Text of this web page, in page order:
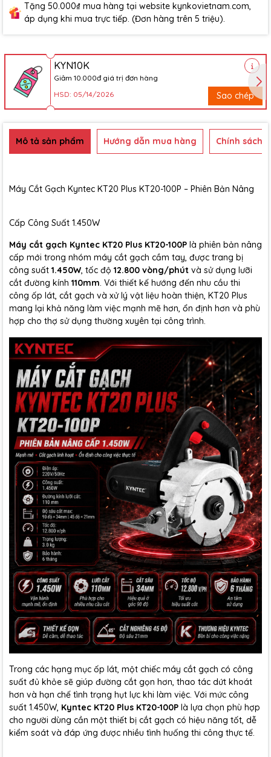
Tặng 50.000₫ mua hàng tại website kynkovietnam.com,
áp dụng khi mua trực tiếp. (Đơn hàng trên 5 triệu).
KYN10K
Giảm 10.000đ giá trị đơn hàng
HSD: 05/14/2026
Sao chép
Mô tả sản phẩm Hướng dẫn mua hàng Chính sách
Máy Cắt Gạch Kyntec KT20 Plus KT20-100P – Phiên Bản Nâng
Cấp Công Suất 1.450W
Máy cắt gạch Kyntec KT20 Plus KT20-100P là phiên bản nâng
cấp mới trong nhóm máy cắt gạch cầm tay, được trang bị
công suất 1.450W, tốc độ 12.800 vòng/phút và sử dụng lưỡi
cắt đường kính 110mm. Với thiết kế hướng đến nhu cầu thi
công ốp lát, cắt gạch và xử lý vật liệu hoàn thiện, KT20 Plus
mang lại khả năng làm việc mạnh mẽ hơn, ổn định hơn và phù
hợp cho thợ sử dụng thường xuyên tại công trình.
Trong các hạng mục ốp lát, một chiếc máy cắt gạch có công
suất đủ khỏe sẽ giúp đường cắt gọn hơn, thao tác dứt khoát
hơn và hạn chế tình trạng hụt lực khi làm việc. Với mức công
suất 1.450W, Kyntec KT20 Plus KT20-100P là lựa chọn phù hợp
cho người dùng cần một thiết bị cắt gạch có hiệu năng tốt, dễ
kiểm soát và đáp ứng được nhiều tình huống thi công thực tế.